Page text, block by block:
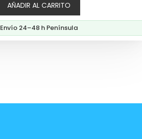
AÑADIR AL CARRITO
Envío 24–48 h Península